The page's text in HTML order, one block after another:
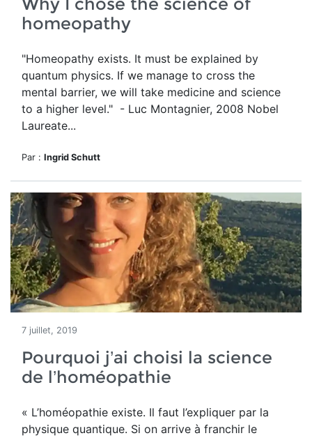
homeopathy
"Homeopathy exists. It must be explained by
quantum physics. If we manage to cross the
mental barrier, we will take medicine and science
to a higher level." - Luc Montagnier, 2008 Nobel
Laureate...
Par : Ingrid Schutt
7 juillet, 2019
Pourquoi j’ai choisi la science
de l’homéopathie
« L’homéopathie existe. Il faut l’expliquer par la
physique quantique. Si on arrive à franchir le